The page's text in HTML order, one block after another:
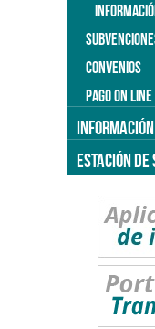
CONVENIOS
PAGO ON LINE
ESTACIÓN DE